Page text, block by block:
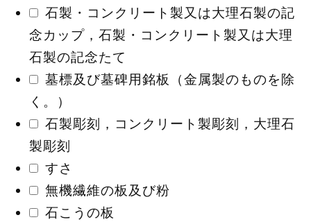
石製・コンクリート製又は大理石製の記
念カップ，石製・コンクリート製又は大理
石製の記念たて
墓標及び墓碑用銘板（金属製のものを除
く。）
石製彫刻，コンクリート製彫刻，大理石
製彫刻
すさ
無機繊維の板及び粉
石こうの板